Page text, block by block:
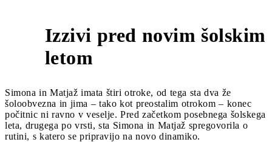
Izzivi pred novim šolskim
letom
Simona in Matjaž imata štiri otroke, od tega sta dva že
šoloobvezna in jima – tako kot preostalim otrokom – konec
počitnic ni ravno v veselje. Pred začetkom posebnega šolskega
leta, drugega po vrsti, sta Simona in Matjaž spregovorila o
rutini, s katero se pripravijo na novo dinamiko.